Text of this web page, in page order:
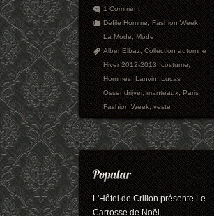
1 Comment
Défilé Homme,Fashion Week,
La Mode,Mode
Alber Elbaz,Collection automne
Hiver 2012-2013,costume,
Hommes,Lanvin,Lucas
Ossendrijver,manteaux,Paris
Fashion Week,veste
L'Hôtel de Crillon présente Le
Carrosse de Noël